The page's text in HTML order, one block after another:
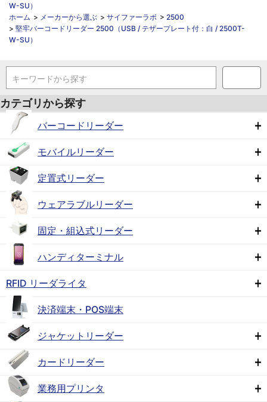
W-SU）
ホーム > メーカーから選ぶ > サイファーラボ > 2500
> 堅牢バーコードリーダー 2500（USB / テザープレート付：白 / 2500T-
W-SU）
キーワードから探す
カテゴリから探す
バーコードリーダー
モバイルリーダー
定置式リーダー
ウェアラブルリーダー
固定・組込式リーダー
ハンディターミナル
RFID リーダライタ
決済端末・POS端末
ジャケットリーダー
カードリーダー
業務用プリンタ